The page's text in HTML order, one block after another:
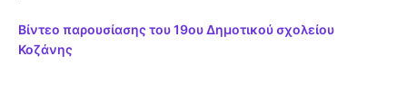
Βίντεο παρουσίασης του 19ου Δημοτικού σχολείου
Κοζάνης